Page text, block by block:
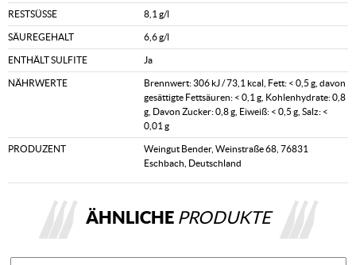
RESTSÜSSE 8,1 g/l
SÄUREGEHALT 6,6 g/l
ENTHÄLT SULFITE Ja
NÄHRWERTE
Brennwert: 306 kJ / 73,1 kcal, Fett: < 0,5 g, davon
gesättigte Fettsäuren: < 0,1 g, Kohlenhydrate: 0,8
g, Davon Zucker: 0,8 g, Eiweiß: < 0,5 g, Salz: <
0,01 g
PRODUZENT
Weingut Bender, Weinstraße 68, 76831
Eschbach, Deutschland
ÄHNLICHE PRODUKTE